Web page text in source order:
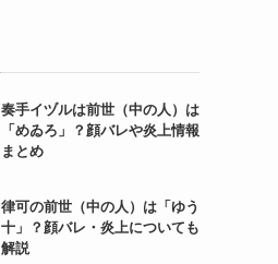
奏手イヅルは前世（中の人）は
「めゐろ」？顔バレや炎上情報
まとめ
律可の前世（中の人）は「ゆう
十」？顔バレ・炎上についても
解説